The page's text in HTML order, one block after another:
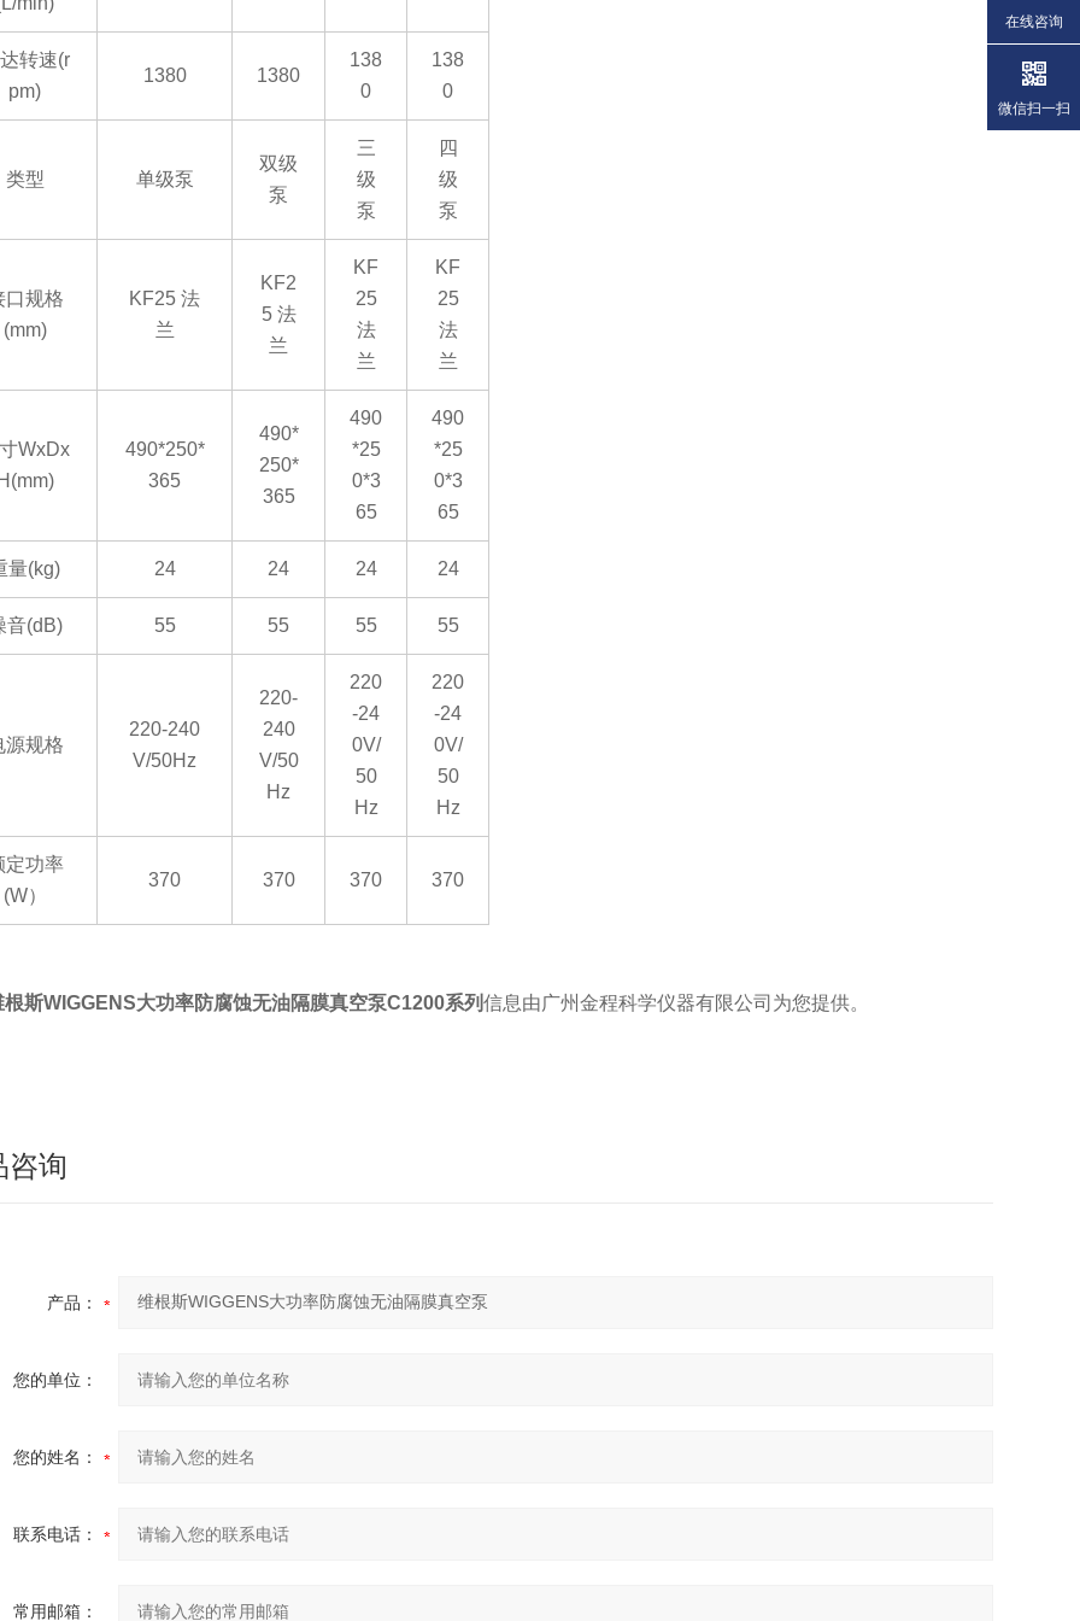
转速(r
pm)
1380 1380
138
0
138
0
类型 单级泵
双级
泵
三
级
泵
四
级
泵
口规格
(mm)
KF25 法
兰
KF2
5 法
兰
KF
25
法
兰
KF
25
法
兰
WxDx
490*250*
365
490*
250*
365
490
*25
0*3
65
490
*25
0*3
65
量(kg) 24 24 24 24
音(dB) 55 55 55 55
源规格
220-240
V/50Hz
220-
240
V/50
Hz
220
-24
0V/
50
Hz
220
-24
0V/
50
Hz
定功率
(W）
370 370 370 370
根斯WIGGENS大功率防腐蚀无油隔膜真空泵C1200系列信息由广州金程科学仪器有限公司为您提供。
咨询
产品：
您的单位：
您的姓名：
联系电话：
常用邮箱：
在线咨询
微信扫一扫